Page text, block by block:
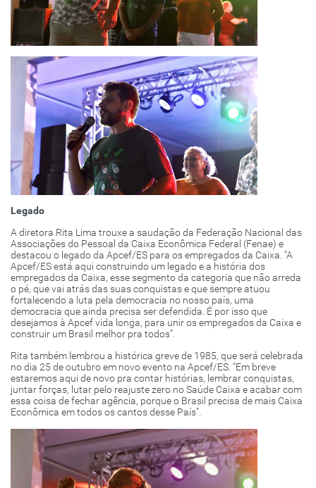
Legado
A diretora Rita Lima trouxe a saudação da Federação Nacional das
Associações do Pessoal da Caixa Econômica Federal (Fenae) e
destacou o legado da Apcef/ES para os empregados da Caixa. “A
Apcef/ES está aqui construindo um legado e a história dos
empregados da Caixa, esse segmento da categoria que não arreda
o pé, que vai atrás das suas conquistas e que sempre atuou
fortalecendo a luta pela democracia no nosso país, uma
democracia que ainda precisa ser defendida. É por isso que
desejamos à Apcef vida longa, para unir os empregados da Caixa e
construir um Brasil melhor pra todos”.
Rita também lembrou a histórica greve de 1985, que será celebrada
no dia 25 de outubro em novo evento na Apcef/ES. “Em breve
estaremos aqui de novo pra contar histórias, lembrar conquistas,
juntar forças, lutar pelo reajuste zero no Saúde Caixa e acabar com
essa coisa de fechar agência, porque o Brasil precisa de mais Caixa
Econômica em todos os cantos desse País”.